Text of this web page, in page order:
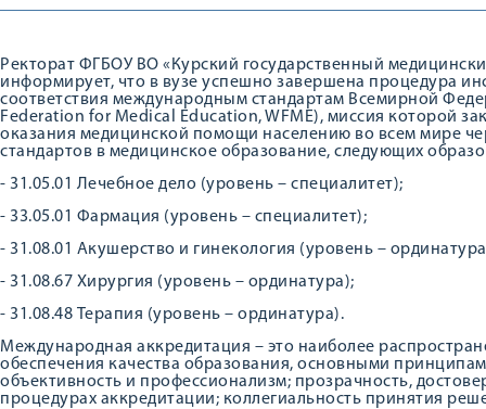
Ректорат ФГБОУ ВО «Курский государственный
информирует, что в вузе успешно завершена процедура
соответствия международным стандартам Всемирной
Federation for Medical Education, WFME), миссия которой
оказания медицинской помощи населению во всем мире
стандартов в медицинское образование, следующих
- 31.05.01 Лечебное дело (уровень – специалитет);
- 33.05.01 Фармация (уровень – специалитет);
- 31.08.01 Акушерство и гинекология (уровень –
- 31.08.67 Хирургия (уровень – ординатура);
- 31.08.48 Терапия (уровень – ординатура).
Международная аккредитация – это наиболее
обеспечения качества образования, основными
объективность и профессионализм; прозрачность,
процедурах аккредитации; коллегиальность принятия